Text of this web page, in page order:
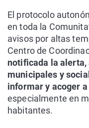
El protocolo
en toda la
avisos por altas
Centro de
notificada la
municipales y
informar y acoger
especialmente en
habitantes.